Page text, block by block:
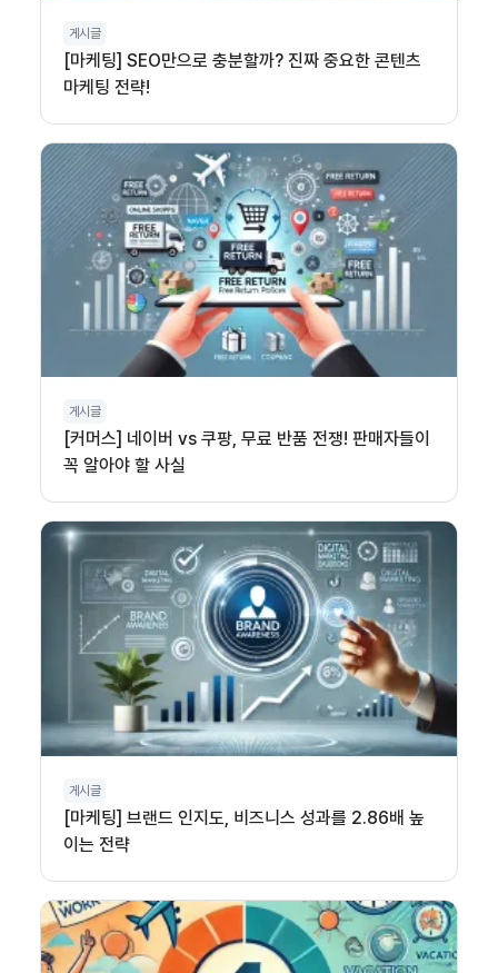
게시글
[마케팅] SEO만으로 충분할까? 진짜 중요한 콘텐츠
마케팅 전략!
게시글
[커머스] 네이버 vs 쿠팡, 무료 반품 전쟁! 판매자들이
꼭 알아야 할 사실
게시글
[마케팅] 브랜드 인지도, 비즈니스 성과를 2.86배 높
이는 전략